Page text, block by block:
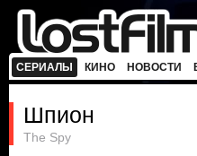
СЕРИАЛЫ КИНО НОВОСТИ
Шпион
The Spy